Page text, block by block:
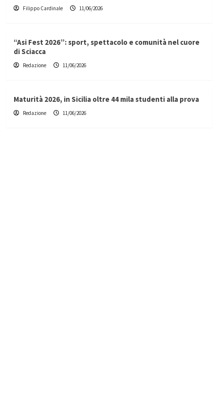
Filippo Cardinale 11/06/2026
“Asi Fest 2026”: sport, spettacolo e comunità nel cuore
di Sciacca
Redazione 11/06/2026
Maturità 2026, in Sicilia oltre 44 mila studenti alla prova
Redazione 11/06/2026